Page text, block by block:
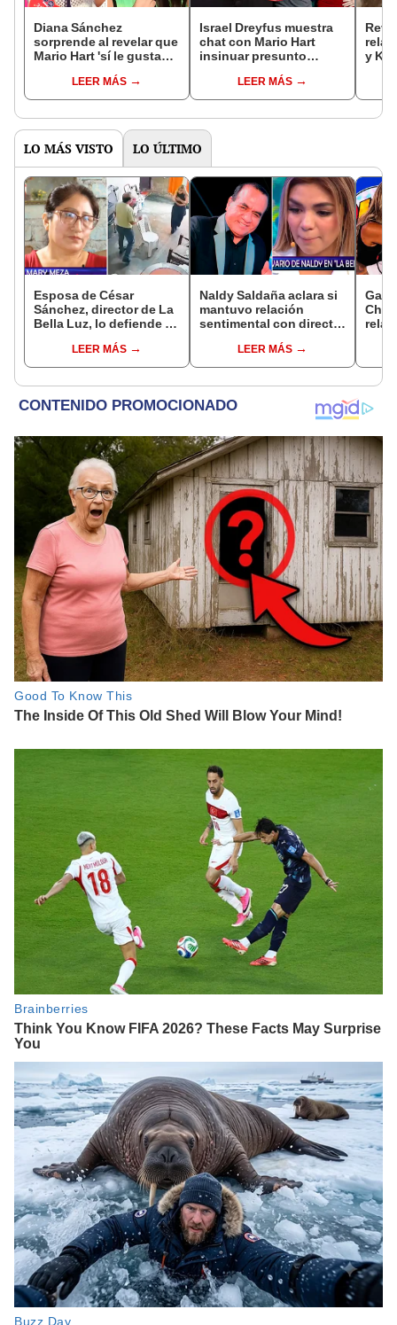
Diana Sánchez
sorprende al revelar que
Mario Hart 'sí le gustaba'
de rumores: "En
realidad..."
LEER MÁS
Israel Dreyfus muestra
chat con Mario Hart
insinuar presunto
Fiuza: "Te voy a cobrar"
LEER MÁS
y
LO MÁS VISTO LO ÚLTIMO
Esposa de César
Sánchez, director de La
Bella Luz, lo defiende y
relación clandestina
con Naldy Saldaña:
LEER MÁS
Naldy Saldaña aclara si
mantuvo relación
sentimental con director
denunciarlo por
tocamientos: “Me
LEER MÁS